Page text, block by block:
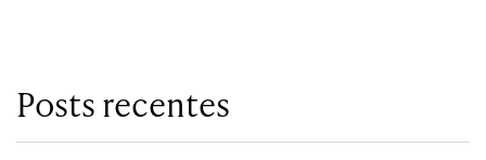
Posts recentes